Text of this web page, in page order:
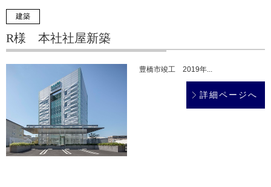
建築
R様 本社社屋新築
豊橋市竣工 2019年...
詳細ページへ